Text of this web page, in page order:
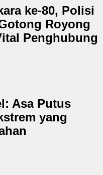
ke-80, Polisi
Royong
Penghubung
Asa Putus
yang